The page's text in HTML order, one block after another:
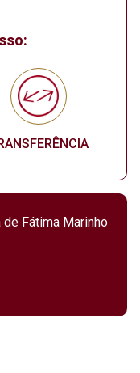
de Fátima Marinho